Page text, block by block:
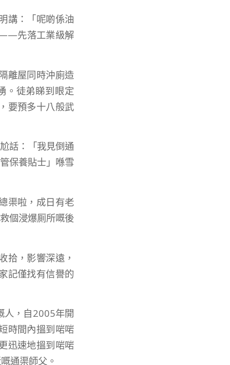
講：「呢啲係油
——先落工業級解
離屋同時沖廁造
。徒弟睇到眼定
要預多十八般武
話：「我見倒通
保養貼士」喺雪
渠啦，成日有老
個浸爆厠所嘅後
拾，影響深遠，
記僅找有信譽的
人，自2005年開
時間內搵到啱啱
迅速地搵到啱啱
通渠師父。